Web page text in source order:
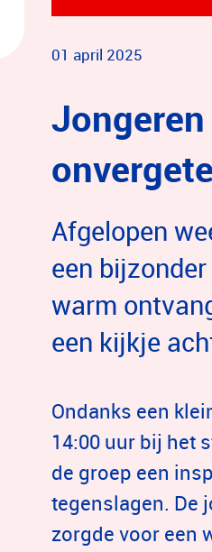
01 april 2025
Afgelopen
een
warm
een kijkje
Ondanks een
14:00 uur bij het
de groep een
tegenslagen. De
zorgde voor een